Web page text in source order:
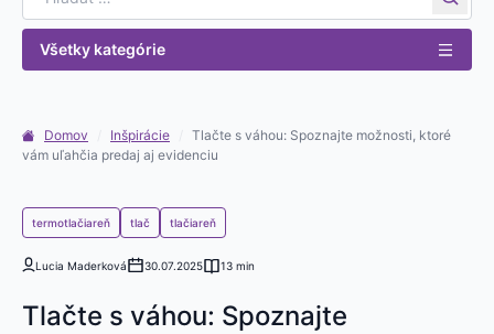
Všetky kategórie
Domov Inšpirácie
Tlačte s váhou: Spoznajte možnosti, ktoré
vám uľahčia predaj aj evidenciu
termotlačiareň tlač tlačiareň
Lucia Maderková 30.07.2025 13 min
Tlačte s váhou: Spoznajte